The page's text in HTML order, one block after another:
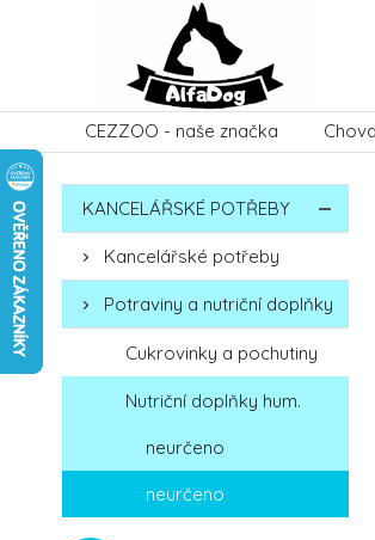
CEZZOO - naše značka
KANCELÁŘSKÉ POTŘEBY
Kancelářské potřeby
Potraviny a nutriční doplňky
Cukrovinky a pochutiny
Nutriční doplňky hum.
neurčeno
neurčeno